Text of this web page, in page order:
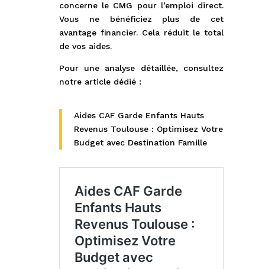
concerne le CMG pour l’emploi direct.
Vous ne bénéficiez plus de cet
avantage financier. Cela réduit le total
de vos aides.
Pour une analyse détaillée, consultez
notre article dédié :
Aides CAF Garde Enfants Hauts
Revenus Toulouse : Optimisez Votre
Budget avec Destination Famille